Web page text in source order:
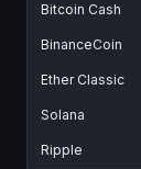
Bitcoin Cash
BinanceCoin
Ether Classic
Solana
Ripple